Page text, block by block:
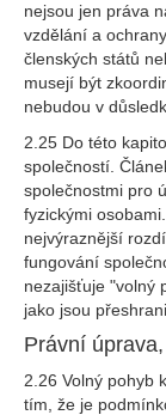
nejsou jen práva
vzdělání a
členských států
musejí být
nebudou v
2.25 Do této
společností.
společnostmi pro
fyzickými
nejvýraznější
fungování
nezajišťuje "volný
jako jsou
Právní
2.26 Volný pohyb
tím, že je